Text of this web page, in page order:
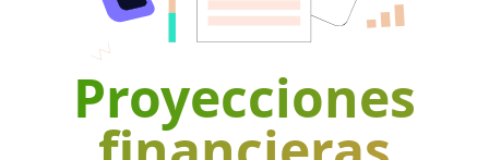
Proyecciones